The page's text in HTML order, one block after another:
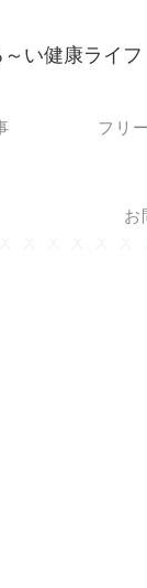
～い健康ライフ
フリ
お